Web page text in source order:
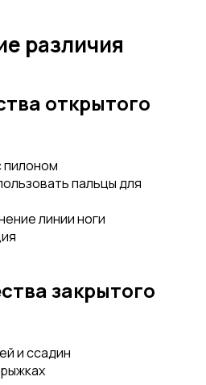
различия
открытого
пилоном
пальцы для
линии ноги
закрытого
и ссадин